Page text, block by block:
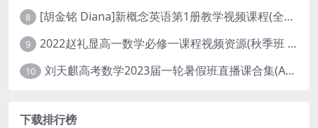
8 [胡金铭 Diana]新概念英语第1册教学视频课程(全集 百度网盘下载)
9 2022赵礼显高一数学必修一课程视频资源(秋季班 含讲义)百度网盘云
10 刘天麒高考数学2023届一轮暑假班直播课合集(A和A+)
下载排行榜